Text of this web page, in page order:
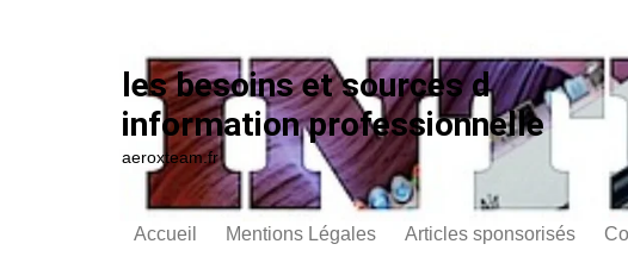
les besoins et sources d
information professionnelle
aeroxteam.fr
Accueil Mentions Légales Articles sponsorisés